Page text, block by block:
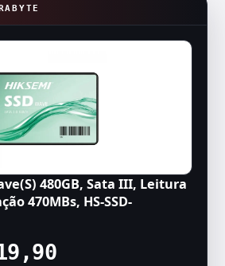
480GB, Sata III, Leitura
470MBs, HS-SSD-